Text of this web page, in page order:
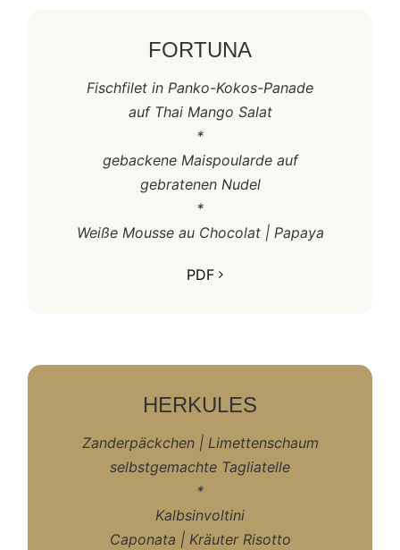
FORTUNA
Fischfilet in Panko-Kokos-Panade
auf Thai Mango Salat
*
gebackene Maispoularde auf
gebratenen Nudel
*
Weiße Mousse au Chocolat | Papaya
PDF
HERKULES
Zanderpäckchen | Limettenschaum
selbstgemachte Tagliatelle
*
Kalbsinvoltini
Caponata | Kräuter Risotto